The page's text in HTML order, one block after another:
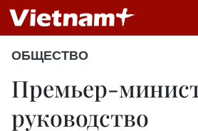
ОБЩЕСТВО
Премьер-
руководство